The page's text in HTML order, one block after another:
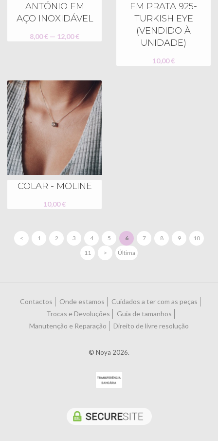
ANTÓNIO EM
AÇO INOXIDÁVEL
8,00 € — 12,00 €
EM PRATA 925-
TURKISH EYE
(VENDIDO À
UNIDADE)
10,00 €
COLAR - MOLINE
10,00 €
< 1 2 3 4 5 6 7 8 9
10
11
> Última
Contactos Onde estamos
Cuidados a ter com as peças
Trocas e Devoluções
Guia de tamanhos
Manutenção e Reparação
Direito de livre resolução
© Noya 2026.